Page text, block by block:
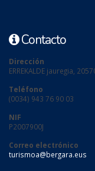
Contacto
Dirección
ERREKALDE jauregia,
Teléfono
(0034) 943 76 90 03
NIF
P2007900J
Correo electrónico
turismoa@bergara.eus